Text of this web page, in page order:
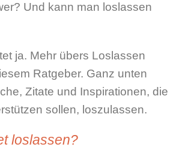
Und kann man loslassen
ja. Mehr übers Loslassen
Ratgeber. Ganz unten
Zitate und Inspirationen, die
sollen, loszulassen.
loslassen?